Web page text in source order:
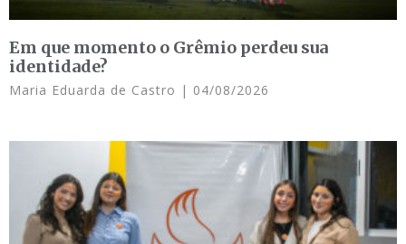
Em que momento o Grêmio perdeu sua
identidade?
Maria Eduarda de Castro 04/08/2026